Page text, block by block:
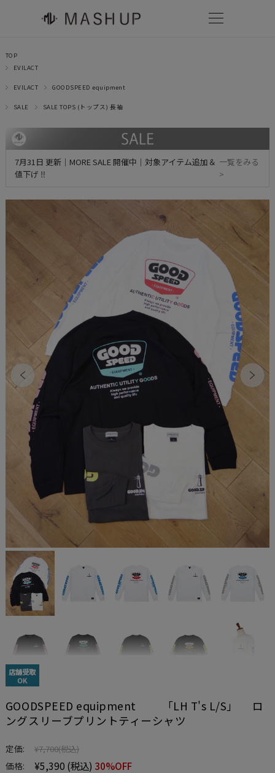
TOP
EVILACT
EVILACT GOODSPEED equipment
SALE SALE TOPS (トップス) 長袖
7月31日 更新｜MORE SALE 開催中｜対象アイテム追加＆
値下げ ‼
一覧をみる
>
店舗受取
OK
GOODSPEED equipment 「LH T's L/S」 ロ
ングスリーブプリントティーシャツ
定価: ¥7,700(税込)
価格: ¥5,390 (税込) 30%OFF